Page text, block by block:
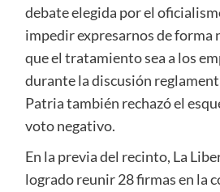
debate elegida por el
impedir expresarnos de forma
que el tratamiento sea a los
durante la discusión
Patria también rechazó el
voto negativo.
En la previa del recinto, La
logrado reunir 28 firmas en la